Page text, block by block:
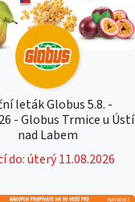
leták Globus 5.8. -
- Globus Trmice u Ústí
nad Labem
do: úterý 11.08.2026